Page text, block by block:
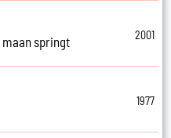
maan springt
2001
1977